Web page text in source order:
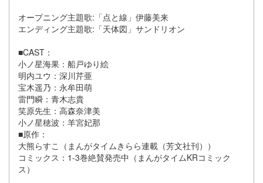
オープニング主題歌:「点と線」伊藤美来
エンディング主題歌:「天体図」サンドリオン
■CAST：
小ノ星海果：船戸ゆり絵
明内ユウ：深川芹亜
宝木遥乃：永牟田萌
雷門瞬：青木志貴
笑原先生：高森奈津美
小ノ星穂波：羊宮妃那
■原作：
大熊らすこ（まんがタイムきらら連載（芳文社刊））
コミックス：1-3巻絶賛発売中（まんがタイムKRコミック
ス）